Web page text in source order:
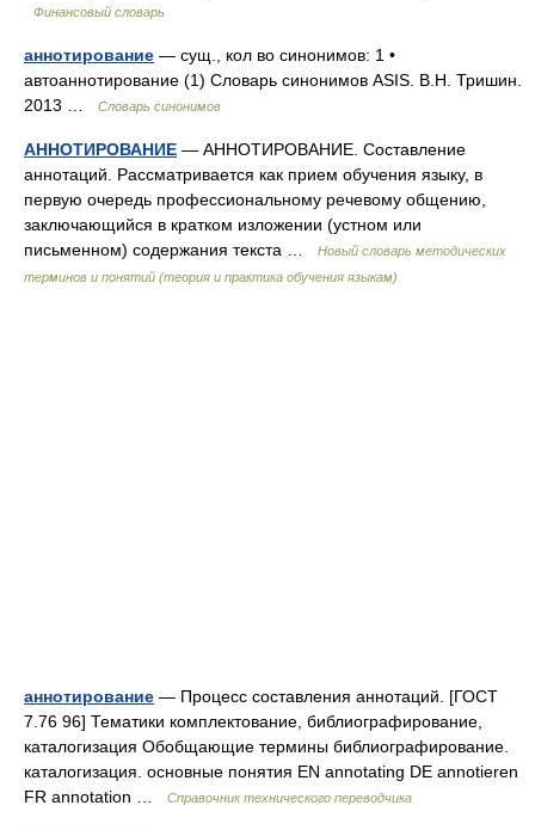
Финансовый словарь
аннотирование — сущ., кол во синонимов: 1 •
автоаннотирование (1) Словарь синонимов ASIS. В.Н. Тришин.
2013 …
Словарь синонимов
АННОТИРОВАНИЕ — АННОТИРОВАНИЕ. Составление
аннотаций. Рассматривается как прием обучения языку, в
первую очередь профессиональному речевому общению,
заключающийся в кратком изложении (устном или
письменном) содержания текста …
Новый словарь методических
терминов и понятий (теория и практика обучения языкам)
аннотирование — Процесс составления аннотаций. [ГОСТ
7.76 96] Тематики комплектование, библиографирование,
каталогизация Обобщающие термины библиографирование.
каталогизация. основные понятия EN annotating DE annotieren
FR annotation …
Справочник технического переводчика